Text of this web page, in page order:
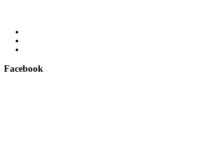
Facebook